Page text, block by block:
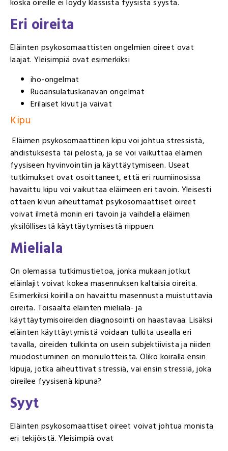
Eri oireita
Eläinten psykosomaattisten ongelmien oireet ovat
laajat. Yleisimpiä ovat esimerkiksi
iho-ongelmat
Ruoansulatuskanavan ongelmat
Erilaiset kivut ja vaivat
Kipu
Eläimen psykosomaattinen kipu voi johtua stressistä,
ahdistuksesta tai pelosta, ja se voi vaikuttaa eläimen
fyysiseen hyvinvointiin ja käyttäytymiseen. Useat
tutkimukset ovat osoittaneet, että eri ruumiinosissa
havaittu kipu voi vaikuttaa eläimeen eri tavoin. Yleisesti
ottaen kivun aiheuttamat psykosomaattiset oireet
voivat ilmetä monin eri tavoin ja vaihdella eläimen
yksilöllisestä käyttäytymisestä riippuen.
Mieliala
On olemassa tutkimustietoa, jonka mukaan jotkut
eläinlajit voivat kokea masennuksen kaltaisia oireita.
Esimerkiksi koirilla on havaittu masennusta muistuttavia
oireita. Toisaalta eläinten mieliala- ja
käyttäytymisoireiden diagnosointi on haastavaa. Lisäksi
eläinten käyttäytymistä voidaan tulkita usealla eri
tavalla, oireiden tulkinta on usein subjektiivista ja niiden
muodostuminen on moniulotteista. Oliko koiralla ensin
kipuja, jotka aiheuttivat stressiä, vai ensin stressiä, joka
oireilee fyysisenä kipuna?
Syyt
Eläinten psykosomaattiset oireet voivat johtua monista
eri tekijöistä. Yleisimpiä ovat